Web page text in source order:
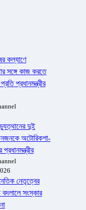
কল্যাণে
সঙ্গে কাজ করতে
প্রধানমন্ত্রীর
দুই
অটোরিকশা-
নেতৃত্বের
বদলালে সংস্কার